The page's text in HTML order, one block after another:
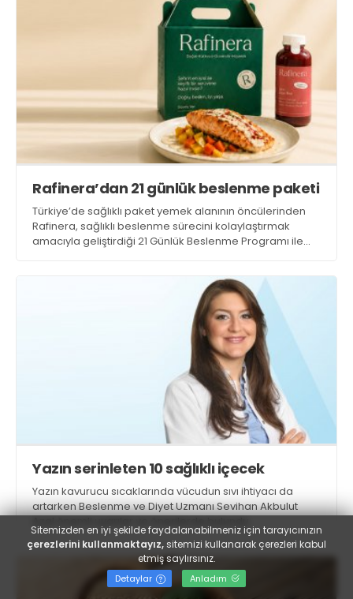
Rafinera’dan 21 günlük beslenme paketi
Türkiye’de sağlıklı paket yemek alanının öncülerinden
Rafinera, sağlıklı beslenme sürecini kolaylaştırmak
amacıyla geliştirdiği 21 Günlük Beslenme Programı ile
Yazın serinleten 10 sağlıklı içecek
Yazın kavurucu sıcaklarında vücudun sıvı ihtiyacı da
artarken Beslenme ve Diyet Uzmanı Sevihan Akbulut
Sitemizden en iyi şekilde faydalanabilmeniz için tarayıcınızın
çerezlerini kullanmaktayız, sitemizi kullanarak çerezleri kabul
etmiş saylırsınız.
Detaylar Anladım